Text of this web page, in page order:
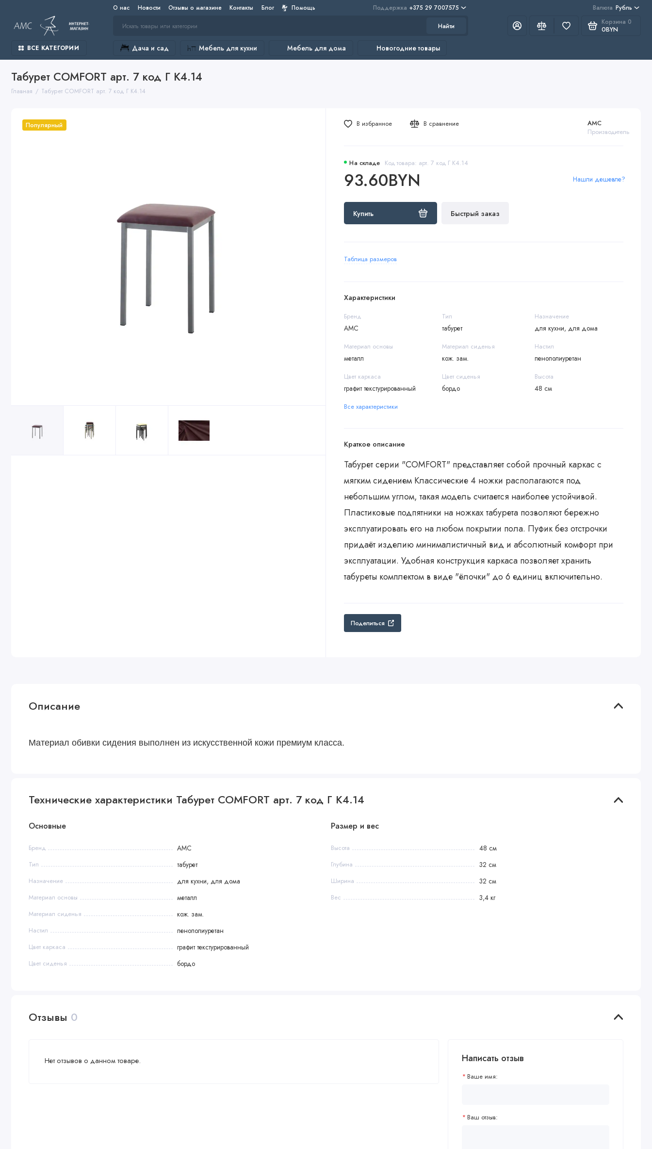
О нас Новости Отзывы о магазине Контакты Блог Помощь Поддержка +375 29 7007575 Валюта Рубль
Найти Корзина 0
0BYN
ВСЕ КАТЕГОРИИ Дача и сад Мебель для кухни Мебель для дома Новогодние товары
Табурет COMFORT арт. 7 код Г К4.14
Главная Табурет COMFORT арт. 7 код Г К4.14
Популярный
На складе Код товара: арт. 7 код Г К4.14
AMC
Производитель
93.60BYN
Купить Быстрый заказ
Нашли дешевле?
В избранное В сравнение
Таблица размеров
Характеристики
Бренд
АМС
Тип
табурет
Назначение
для кухни, для дома
Материал основы
металл
Материал сиденья
кож. зам.
Настил
пенополиуретан
Цвет каркаса
графит текстурированный
Цвет сиденья
бордо
Высота
48 см
Все характеристики
Краткое описание
Табурет серии "COMFORT" представляет собой прочный каркас с
мягким сидением Классические 4 ножки располагаются под
небольшим углом, такая модель считается наиболее устойчивой.
Пластиковые подпятники на ножках табурета позволяют бережно
эксплуатировать его на любом покрытии пола. Пуфик без отстрочки
придаёт изделию минималистичный вид и абсолютный комфорт при
эксплуатации. Удобная конструкция каркаса позволяет хранить
табуреты комплектом в виде "ёлочки" до 6 единиц включительно.
Поделиться
Описание
Материал обивки сидения выполнен из искусственной кожи премиум класса.
Технические характеристики Табурет COMFORT арт. 7 код Г К4.14
Основные
Бренд АМС
Тип табурет
Назначение для кухни, для дома
Материал основы металл
Материал сиденья кож. зам.
Настил пенополиуретан
Цвет каркаса графит текстурированный
Цвет сиденья бордо
Размер и вес
Высота 48 см
Глубина 32 см
Ширина 32 см
Вес 3,4 кг
Отзывы 0
Нет отзывов о данном товаре. Написать отзыв
Ваше имя:
Ваш отзыв: